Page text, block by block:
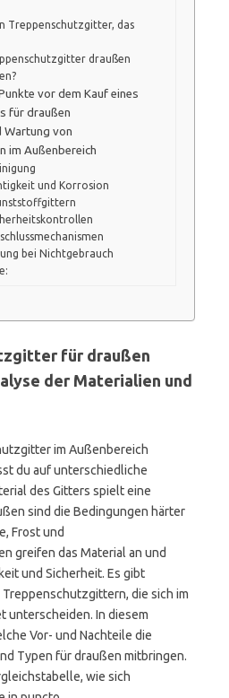
Treppenschutzgitter, das
draußen
vor dem Kauf eines
für draußen
Wartung von
im Außenbereich
und Korrosion
bei Nichtgebrauch
für draußen
der Materialien und
im Außenbereich
du auf unterschiedliche
des Gitters spielt eine
sind die Bedingungen härter
Frost und
greifen das Material an und
und Sicherheit. Es gibt
die sich im
unterscheiden. In diesem
Vor- und Nachteile die
Typen für draußen mitbringen.
wie sich